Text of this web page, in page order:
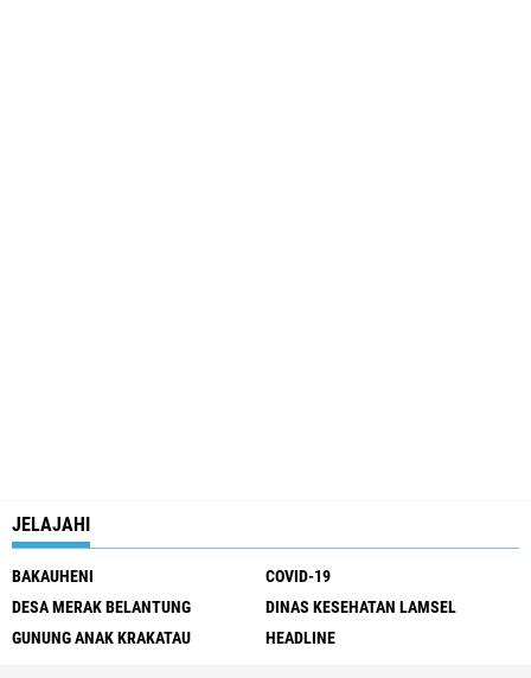
JELAJAHI
BAKAUHENI
COVID-19
DESA MERAK BELANTUNG
DINAS KESEHATAN LAMSEL
GUNUNG ANAK KRAKATAU
HEADLINE